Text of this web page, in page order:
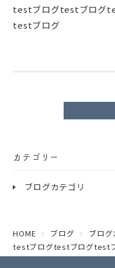
カテゴリー
ブログカテゴリ
testブログtestブログ
testブログ
HOME ブログ ブログ
testブログtestブログtest